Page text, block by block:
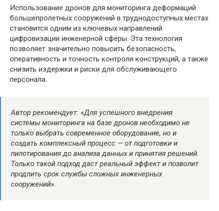
Использование дронов для мониторинга деформаций
большепролетных сооружений в труднодоступных местах
становится одним из ключевых направлений
цифровизации инженерной сферы. Эта технология
позволяет значительно повысить безопасность,
оперативность и точность контроля конструкций, а также
снизить издержки и риски для обслуживающего
персонала.
Автор рекомендует: «Для успешного внедрения
системы мониторинга на базе дронов необходимо не
только выбрать современное оборудование, но и
создать комплексный процесс — от подготовки и
пилотирования до анализа данных и принятия решений.
Только такой подход даст реальный эффект и позволит
продлить срок службы сложных инженерных
сооружений».